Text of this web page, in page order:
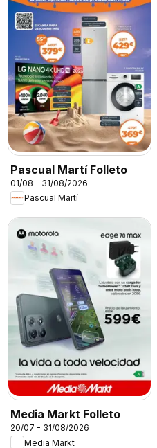
Pascual Martí Folleto
01/08 - 31/08/2026
Pascual Martí
Media Markt Folleto
20/07 - 31/08/2026
Media Markt